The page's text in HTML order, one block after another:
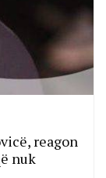
reagon
nuk